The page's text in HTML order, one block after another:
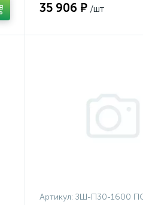
35 906 ₽ /шт
Артикул:ЗШ-П30-1600